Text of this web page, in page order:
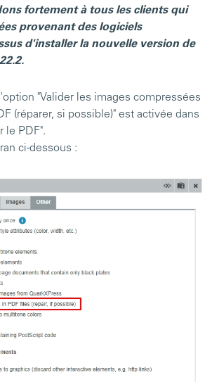
fortement à tous les clients qui
provenant des logiciels
d'installer la nouvelle version de
"Valider les images compressées
(réparer, si possible)" est activée dans
le PDF".
ci-dessous :